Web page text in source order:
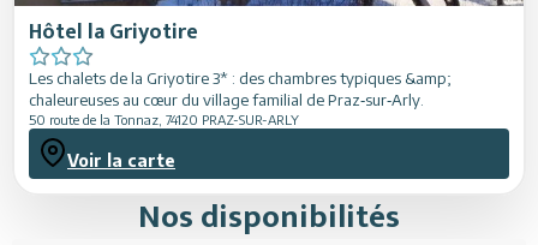
Hôtel la Griyotire
Les chalets de la Griyotire 3* : des chambres typiques &amp;
chaleureuses au cœur du village familial de Praz‑sur‑Arly.
50 route de la Tonnaz 74120 PRAZ-SUR-ARLY
Voir la carte
Nos disponibilités